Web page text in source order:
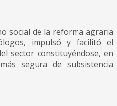
social de la reforma agraria
impulsó y facilitó el
sector constituyéndose, en
segura de subsistencia